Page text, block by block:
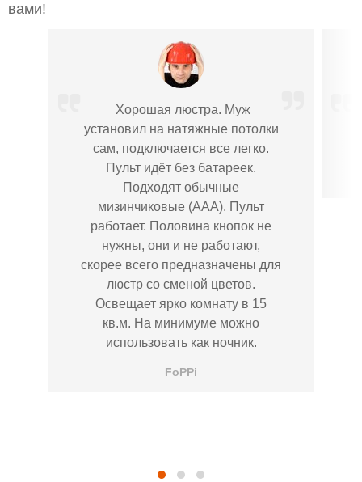
вами!
Хорошая люстра. Муж
установил на натяжные потолки
сам, подключается все легко.
Пульт идёт без батареек.
Подходят обычные
мизинчиковые (ААА). Пульт
работает. Половина кнопок не
нужны, они и не работают,
скорее всего предназначены для
люстр со сменой цветов.
Освещает ярко комнату в 15
кв.м. На минимуме можно
использовать как ночник.
FoPPi